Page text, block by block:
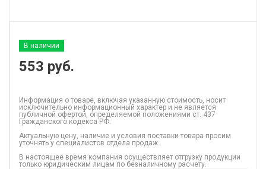
В наличии
553 руб.
Информация о товаре, включая указанную стоимость, носит
исключительно информационный характер и не является
публичной офертой, определяемой положениями ст. 437
Гражданского кодекса РФ.
Актуальную цену, наличие и условия поставки товара просим
уточнять у специалистов отдела продаж.
В настоящее время компания осуществляет отгрузку продукции
только юридическим лицам по безналичному расчету.